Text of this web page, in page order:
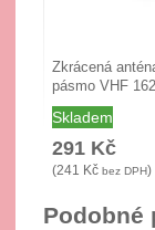
Zkrácená
pásmo VHF
Skladem
291 Kč
(241 Kč bez DPH)
Podobné